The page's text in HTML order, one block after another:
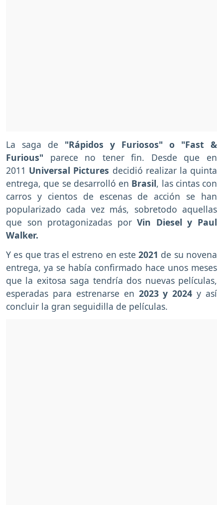
La saga de "Rápidos y Furiosos" o "Fast &
Furious" parece no tener fin. Desde que en
2011 Universal Pictures decidió realizar la quinta
entrega, que se desarrolló en Brasil, las cintas con
carros y cientos de escenas de acción se han
popularizado cada vez más, sobretodo aquellas
que son protagonizadas porVin Diesel y Paul
Walker.
Y es que tras el estreno en este 2021 de su novena
entrega, ya se había confirmado hace unos meses
que la exitosa saga tendría dos nuevas películas,
esperadas para estrenarse en 2023 y 2024 y así
concluir la gran seguidilla de películas.